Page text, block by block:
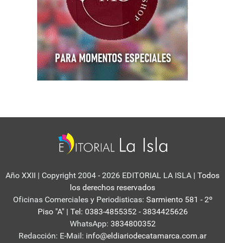
Año XXII | Copyright 2004 - 2026 EDITORIAL LA ISLA | Todos
los derechos reservados
Oficinas Comerciales y Periodisticas: Sarmiento 581 - 2º
Piso "A" | Tel: 0383-4855352 - 3834425626
WhatsApp: 3834800352
Redacción: E-Mail: info@eldiariodecatamarca.com.ar